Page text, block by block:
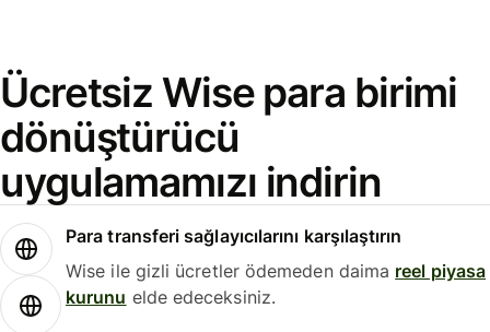
Ücretsiz Wise para birimi
dönüştürücü
uygulamamızı indirin
Para transferi sağlayıcılarını karşılaştırın
Wise ile gizli ücretler ödemeden daima reel piyasa
kurunu elde edeceksiniz.